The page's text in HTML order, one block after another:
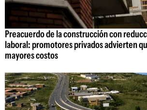
Preacuerdo de la construcción con
laboral: promotores privados advierten
mayores costos